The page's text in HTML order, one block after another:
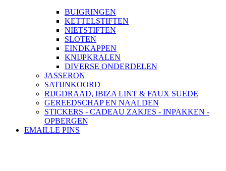
BUIGRINGEN
KETTELSTIFTEN
NIETSTIFTEN
SLOTEN
EINDKAPPEN
KNIJPKRALEN
DIVERSE ONDERDELEN
JASSERON
SATIJNKOORD
RIJGDRAAD, IBIZA LINT & FAUX SUEDE
GEREEDSCHAP EN NAALDEN
STICKERS - CADEAU ZAKJES - INPAKKEN -
OPBERGEN
EMAILLE PINS